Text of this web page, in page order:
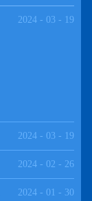
2024 - 03 - 19
2024 - 03 - 19
2024 - 02 - 26
2024 - 01 - 30
频道
>>